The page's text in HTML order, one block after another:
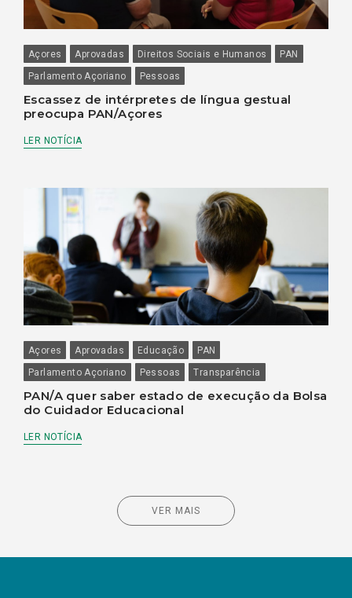
Açores Aprovadas Direitos Sociais e Humanos
PAN
Parlamento Açoriano
Pessoas
Escassez de intérpretes de língua gestual
preocupa PAN/Açores
LER NOTÍCIA
Açores Aprovadas Educação
PAN
Parlamento Açoriano
Pessoas Transparência
PAN/A quer saber estado de execução da Bolsa
do Cuidador Educacional
LER NOTÍCIA
VER MAIS